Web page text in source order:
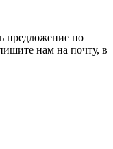
предложение по
нам на почту, в